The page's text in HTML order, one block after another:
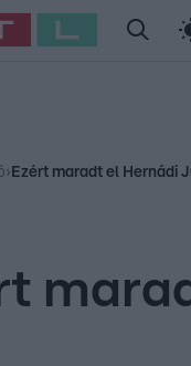
Szellő István
› Ezért maradt el Hernádi